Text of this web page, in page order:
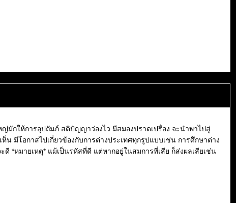
มักให้การอุปถัมภ์ สติปัญญาว่องไว มีสมองปราดเปรื่อง จะนำพาไปสู่
มีโอกาสไปเกี่ยวข้องกับการต่างประเทศทุกรูปแบบเช่น การศึกษาต่าง
*หมายเหตุ* แม้เป็นรหัสที่ดี แต่หากอยู่ในสมการที่เสีย ก็ส่งผลเสียเช่น